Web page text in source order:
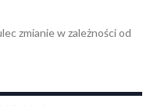
zmianie w zależności od